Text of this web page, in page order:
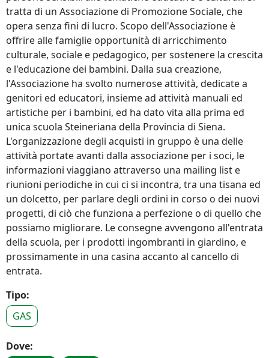
tratta di un Associazione di Promozione Sociale, che
opera senza fini di lucro. Scopo dell'Associazione è
offrire alle famiglie opportunità di arricchimento
culturale, sociale e pedagogico, per sostenere la crescita
e l'educazione dei bambini. Dalla sua creazione,
l'Associazione ha svolto numerose attività, dedicate a
genitori ed educatori, insieme ad attività manuali ed
artistiche per i bambini, ed ha dato vita alla prima ed
unica scuola Steineriana della Provincia di Siena.
L'organizzazione degli acquisti in gruppo è una delle
attività portate avanti dalla associazione per i soci, le
informazioni viaggiano attraverso una mailing list e
riunioni periodiche in cui ci si incontra, tra una tisana ed
un dolcetto, per parlare degli ordini in corso o dei nuovi
progetti, di ciò che funziona a perfezione o di quello che
possiamo migliorare. Le consegne avvengono all'entrata
della scuola, per i prodotti ingombranti in giardino, e
prossimamente in una casina accanto al cancello di
entrata.
Tipo:
GAS
Dove: